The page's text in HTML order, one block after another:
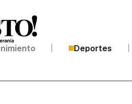
Deportes